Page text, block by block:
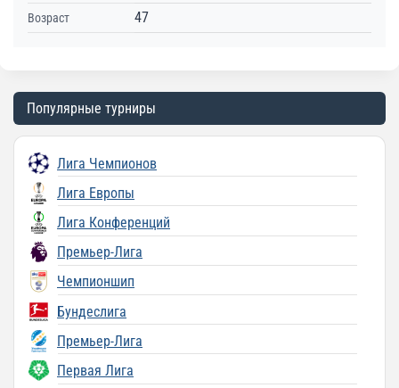
Возраст 47
Популярные турниры
Лига Чемпионов
Лига Европы
Лига Конференций
Премьер-Лига
Чемпионшип
Бундеслига
Премьер-Лига
Первая Лига